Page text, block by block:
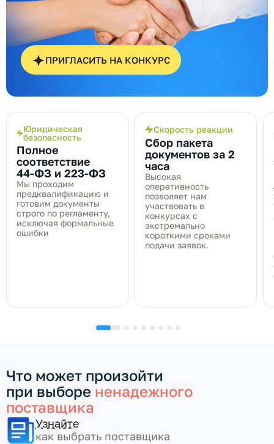
ПРИГЛАСИТЬ НА КОНКУРС
Юридическая
безопасность
Полное
соответствие
44‑ФЗ и 223‑ФЗ
Мы проходим
предквалификацию и
готовим документы
строго по регламенту,
исключая формальные
ошибки
Скорость реакции
Сбор пакета
документов за 2
часа
Высокая
оперативность
позволяет нам
участвовать в
конкурсах с
экстремально
короткими сроками
подачи заявок.
Что может произойти
при выборе ненадежного
поставщика
Узнайте
как выбрать поставщика